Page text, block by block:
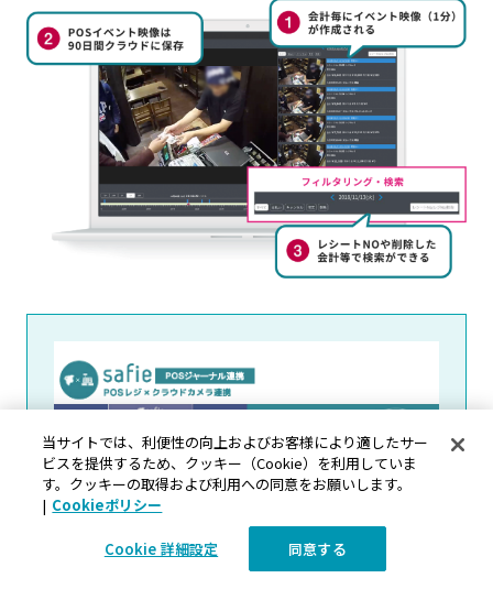
当サイトでは、利便性の向上およびお客様により適したサー
ビスを提供するため、クッキー（Cookie）を利用していま
す。クッキーの取得および利用への同意をお願いします。
| Cookieポリシー
Cookie 詳細設定 同意する